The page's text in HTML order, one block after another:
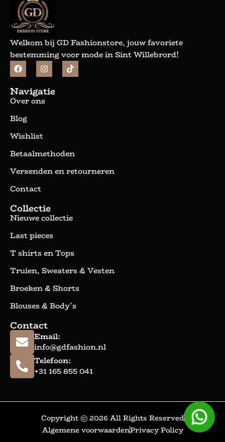
Welkom bij GD Fashionstore, jouw favoriete
bestemming voor mode in Sint Willebrord!
Navigatie
Over ons
Blog
Wishlist
Betaalmethoden
Verzenden en retourneren
Contact
Collectie
Nieuwe collectie
Last pieces
T shirts en Tops
Truien, Sweaters & Vesten
Broeken & Shorts
Blouses & Body’s
Contact
Email:
info@gdfashion.nl
Telefoon:
+31 165 855 041
Copyright © 2026 All Rights Reserved
Algemene voorwaardenPrivacy Policy